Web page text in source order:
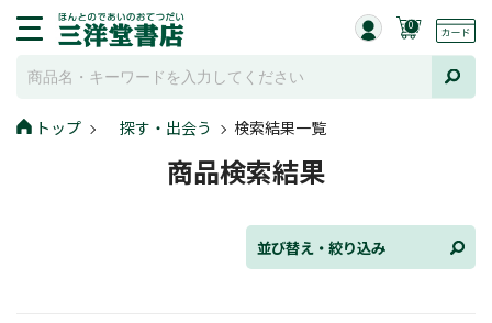
0
トップ 探す・出会う 検索結果一覧
商品検索結果
並び替え・絞り込み
並び替え